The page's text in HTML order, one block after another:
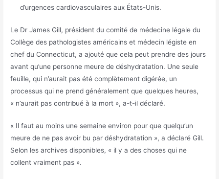
d’urgences cardiovasculaires aux États-Unis.
Le Dr James Gill, président du comité de médecine légale du
Collège des pathologistes américains et médecin légiste en
chef du Connecticut, a ajouté que cela peut prendre des jours
avant qu’une personne meure de déshydratation. Une seule
feuille, qui n’aurait pas été complètement digérée, un
processus qui ne prend généralement que quelques heures,
« n’aurait pas contribué à la mort », a-t-il déclaré.
« Il faut au moins une semaine environ pour que quelqu’un
meure de ne pas avoir bu par déshydratation », a déclaré Gill.
Selon les archives disponibles, « il y a des choses qui ne
collent vraiment pas ».